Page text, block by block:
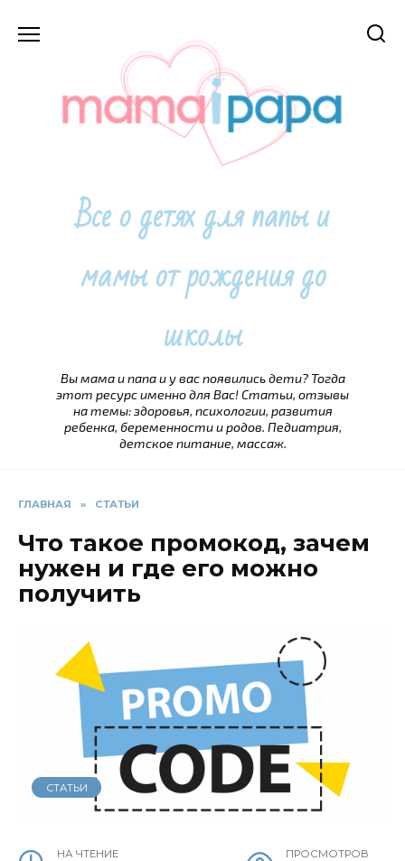
Все о детях для папы и
мамы от рождения до
школы
Вы мама и папа и у вас появились дети? Тогда
этот ресурс именно для Вас! Статьи, отзывы
на темы: здоровья, психологии, развития
ребенка, беременности и родов. Педиатрия,
детское питание, массаж.
ГЛАВНАЯ » СТАТЬИ
Что такое промокод, зачем
нужен и где его можно
получить
СТАТЬИ
НА ЧТЕНИЕ ПРОСМОТРОВ